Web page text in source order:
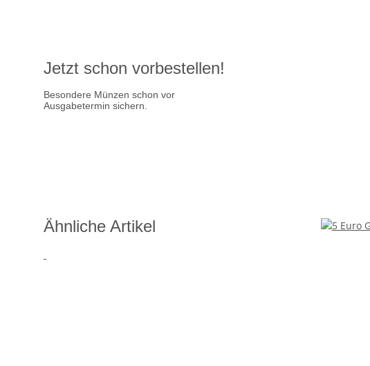
Jetzt schon vorbestellen!
Besondere Münzen schon vor
Ausgabetermin sichern.
Ähnliche Artikel